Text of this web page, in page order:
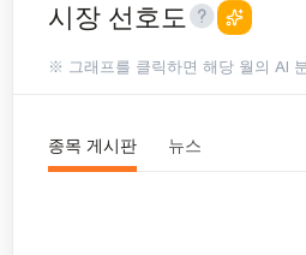
시장 선호도
※ 그래프를 클릭하면 해당 월의 AI
종목 게시판 뉴스